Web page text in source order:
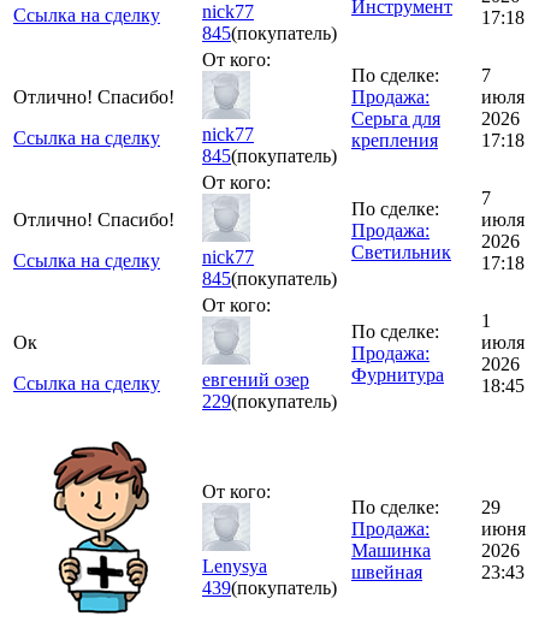
Ссылка на сделку
nick77
845(покупатель)
Инструмент
17:18
Отлично! Спасибо!
Ссылка на сделку
От кого:
nick77
845(покупатель)
По сделке:
Продажа:
Серьга для
крепления
7
июля
2026
17:18
Отлично! Спасибо!
Ссылка на сделку
От кого:
nick77
845(покупатель)
По сделке:
Продажа:
Светильник
7
июля
2026
17:18
Ок
Ссылка на сделку
От кого:
евгений озер
229(покупатель)
По сделке:
Продажа:
Фурнитура
1
июля
2026
18:45
От кого:
Lenysya
439(покупатель)
По сделке:
Продажа:
Машинка
швейная
29
июня
2026
23:43